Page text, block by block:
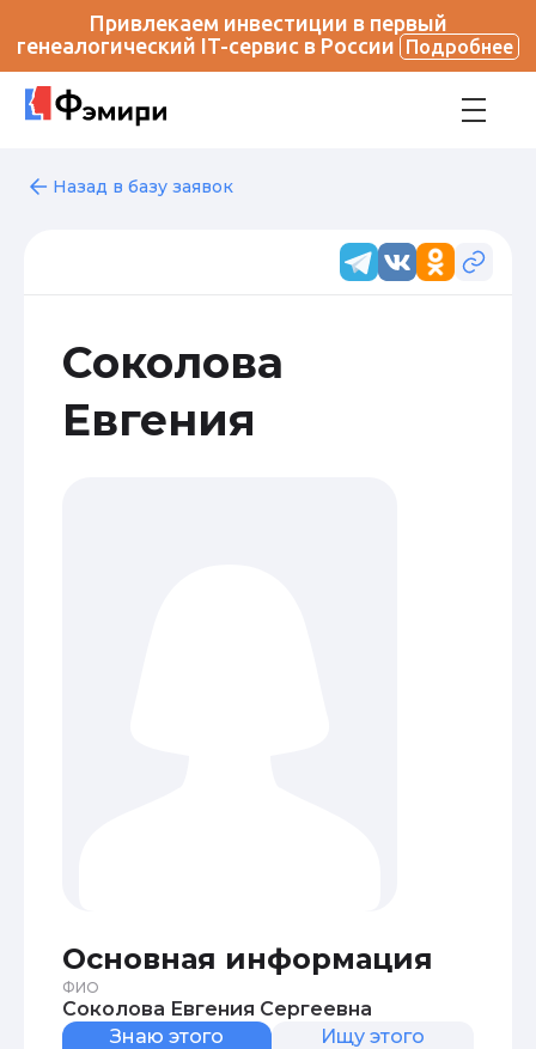
Привлекаем инвестиции в первый
генеалогический IT-сервис в России
Подробнее
Назад в базу заявок
Соколова
Евгения
Основная информация
ФИО
Соколова Евгения Сергеевна
Знаю этого
Ищу этого